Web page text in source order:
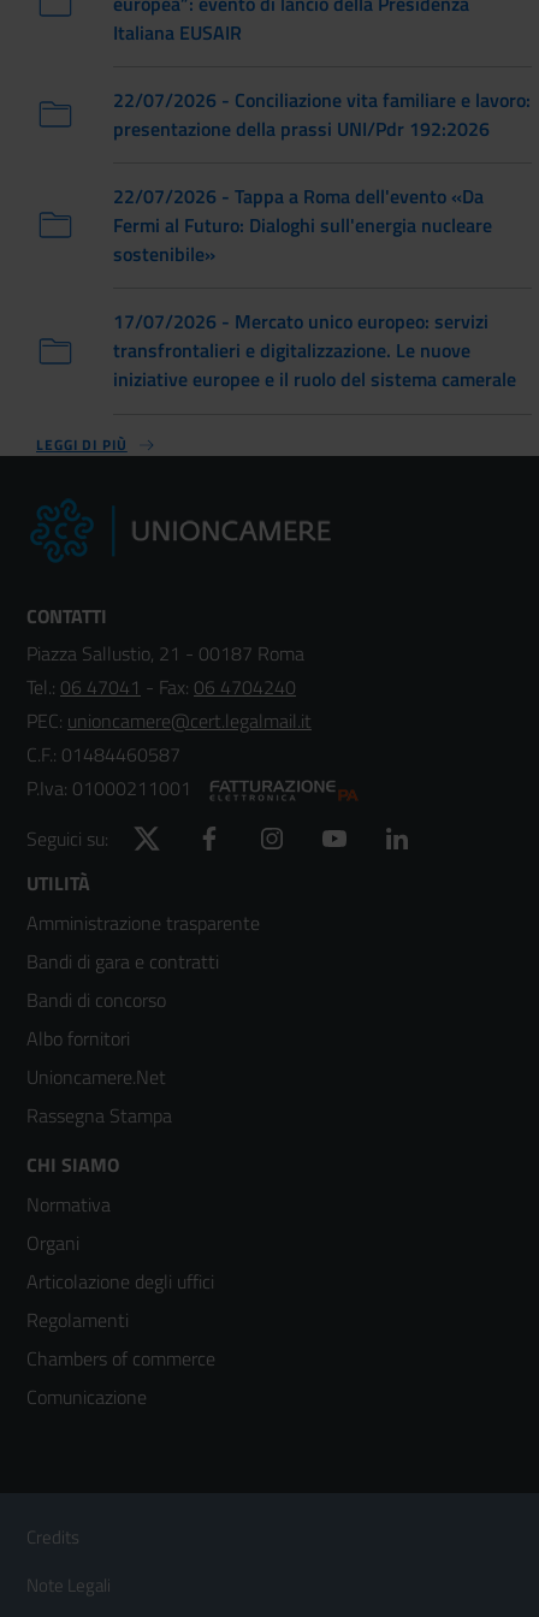
Italiana EUSAIR
22/07/2026 - Conciliazione vita familiare e lavoro:
presentazione della prassi UNI/Pdr 192:2026
22/07/2026 - Tappa a Roma dell'evento «Da
Fermi al Futuro: Dialoghi sull'energia nucleare
sostenibile»
17/07/2026 - Mercato unico europeo: servizi
transfrontalieri e digitalizzazione. Le nuove
iniziative europee e il ruolo del sistema camerale
LEGGI DI PIÙ
CONTATTI
Piazza Sallustio, 21 - 00187 Roma
Tel.: 06 47041 - Fax: 06 4704240
PEC: unioncamere@cert.legalmail.it
C.F.: 01484460587
P.Iva: 01000211001
Seguici su:
Twitter Facebook Instagram YouTube
Footer
menù
colonna
2
UTILITÀ
Amministrazione trasparente
Bandi di gara e contratti
Bandi di concorso
Albo fornitori
Unioncamere.Net
Rassegna Stampa
Footer
menù
colonna
3
CHI SIAMO
Normativa
Organi
Articolazione degli uffici
Regolamenti
Chambers of commerce
Comunicazione
Footer
Menù
Credits
Note Legali